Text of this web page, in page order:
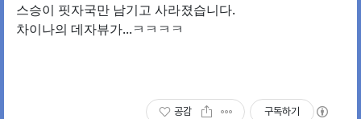
스승이 핏자국만 남기고 사라졌습니다.
차이나의 데자뷰가...ㅋㅋㅋㅋ
공감 구독하기